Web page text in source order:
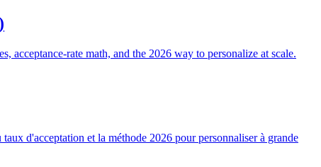
acceptance-rate math, and the 2026 way to personalize at scale.
d'acceptation et la méthode 2026 pour personnaliser à grande